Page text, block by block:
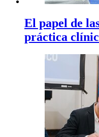
El papel de
práctica